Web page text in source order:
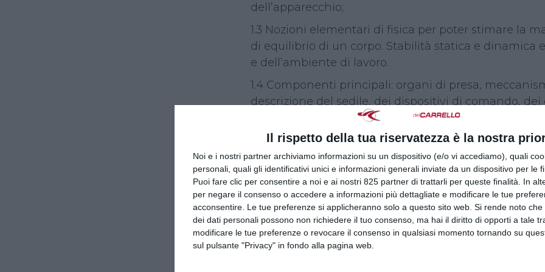
Il rispetto della tua riservatezza è la nostra
Noi e i nostri partner archiviamo informazioni su un dispositivo (e/o vi accediamo), quali
personali, quali gli identificativi unici e informazioni generali inviate da un dispositivo per le
Puoi fare clic per consentire a noi e ai nostri 825 partner di trattarli per queste finalità. In
per negare il consenso o accedere a informazioni più dettagliate e modificare le tue
acconsentire. Le tue preferenze si applicheranno solo a questo sito web. Si rende noto
dei dati personali possono non richiedere il tuo consenso, ma hai il diritto di opporti a tale
modificare le tue preferenze o revocare il consenso in qualsiasi momento tornando su
sul pulsante "Privacy" in fondo alla pagina web.
dell’apparecchio;
1.3 Nozioni elementari di fisica per poter stimare la
di equilibrio di un corpo. Stabilità statica e dinamica
e dell’ambiente di lavoro.
1.4 Componenti principali: organi di presa,
descrizione del sedile, dei dispositivi di comando,
controllo (strumenti e spie di funzionamento).
1.5 Dispositivi di comando e di sicurezza:
funzionamento, identificazione dei dispositivi di
1.6 Condizioni di stabilità di un caricatore: fattori ed
1.7 Contenuti della documentazione e delle targhe
1.8 Utilizzo dei diagrammi e delle tabelle di carico
1.9 Segnaletica gestuale.
Modulo pratico su caricatori per la